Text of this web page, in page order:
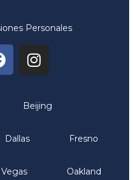
Personales
Beijing
Dallas Fresno
Vegas Oakland